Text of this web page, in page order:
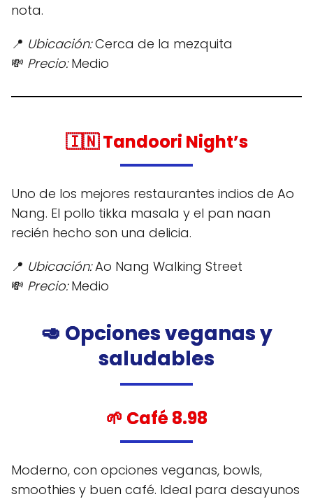
nota.
📍 Ubicación:Cerca de la mezquita
💸 Precio:Medio
🇮🇳Tandoori Night’s
Uno de los mejores restaurantes indios de Ao
Nang. El pollo tikka masala y el pan naan
recién hecho son una delicia.
📍 Ubicación:Ao Nang Walking Street
💸 Precio:Medio
🥑 Opciones veganas y
saludables
🌱 Café 8.98
Moderno, con opciones veganas, bowls,
smoothies y buen café. Ideal para desayunos